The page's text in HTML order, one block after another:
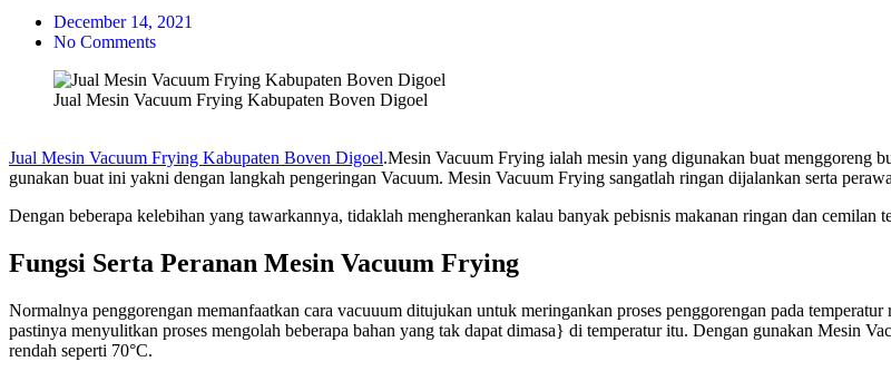
December 14, 2021
No Comments
Jual Mesin Vacuum Frying Kabupaten Boven Digoel
Jual Mesin Vacuum Frying Kabupaten Boven Digoel.Mesin Vacuum Frying ialah mesin yang digunakan buat menggoreng
gunakan buat ini yakni dengan langkah pengeringan Vacuum. Mesin Vacuum Frying sangatlah ringan dijalankan serta
Dengan beberapa kelebihan yang tawarkannya, tidaklah mengherankan kalau banyak pebisnis makanan ringan dan cemilan
Fungsi Serta Peranan Mesin Vacuum Frying
Normalnya penggorengan memanfaatkan cara vacuuum ditujukan untuk meringankan proses penggorengan pada
pastinya menyulitkan proses mengolah beberapa bahan yang tak dapat dimasa} di temperatur itu. Dengan gunakan Mesin
rendah seperti 70°C.